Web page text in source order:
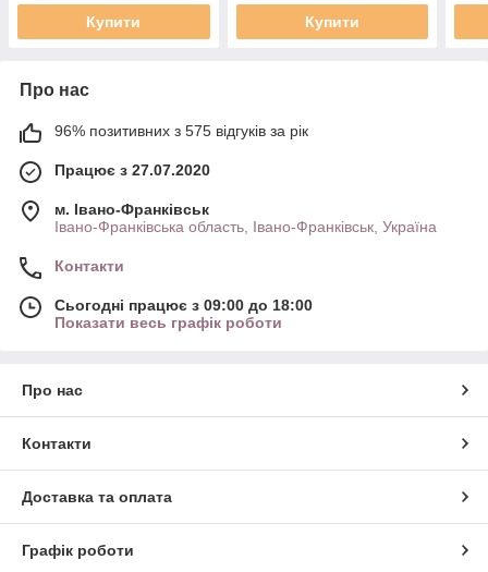
Купити Купити
Про нас
96% позитивних з 575 відгуків за рік
Працює з 27.07.2020
м. Івано-Франківськ
Івано-Франківська область, Івано-Франківськ, Україна
Контакти
Сьогодні працює з 09:00 до 18:00
Показати весь графік роботи
Про нас
Контакти
Доставка та оплата
Графік роботи